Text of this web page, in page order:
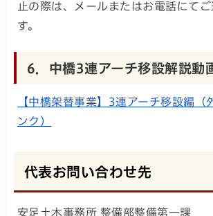
止の際は、メールまたはお電話にて
す。
6．中橋3連アーチ移設解説動
【中橋架替事業】3連アーチ移設編（
ンク）
代表お問い合わせ先
安足土木事務所 整備部整備第一課